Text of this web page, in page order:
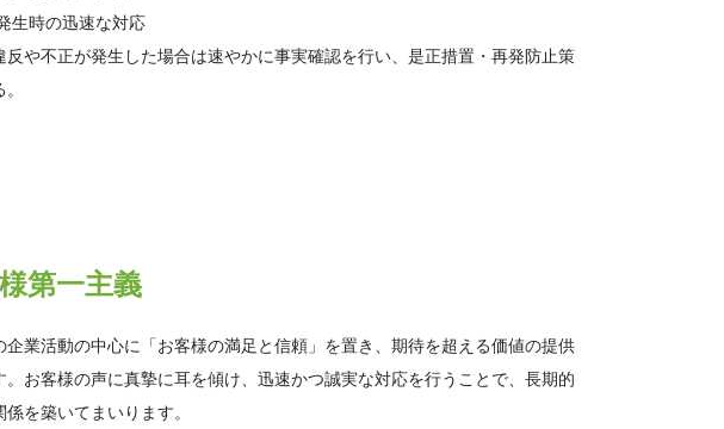
生時の迅速な対応
や不正が発生した場合は速やかに事実確認を行い、是正措置・再発防止策
第一主義
企業活動の中心に「お客様の満足と信頼」を置き、期待を超える価値の提供
。お客様の声に真摯に耳を傾け、迅速かつ誠実な対応を行うことで、長期的
係を築いてまいります。